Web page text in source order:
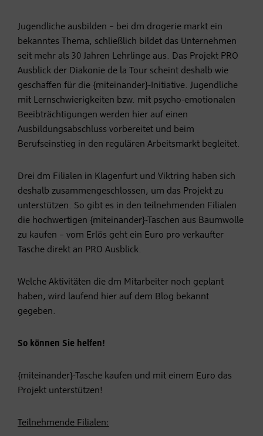
Jugendliche ausbilden – bei dm drogerie markt ein
bekanntes Thema, schließlich bildet das Unternehmen
seit mehr als 30 Jahren Lehrlinge aus. Das Projekt PRO
Ausblick der Diakonie de la Tour scheint deshalb wie
geschaffen für die {miteinander}-Initiative. Jugendliche
mit Lernschwierigkeiten bzw. mit psycho-emotionalen
Beeibträchtigungen werden hier auf einen
Ausbildungsabschluss vorbereitet und beim
Berufseinstieg in den regulären Arbeitsmarkt begleitet.
Drei dm Filialen in Klagenfurt und Viktring haben sich
deshalb zusammengeschlossen, um das Projekt zu
unterstützen. So gibt es in den teilnehmenden Filialen
die hochwertigen {miteinander}-Taschen aus Baumwolle
zu kaufen – vom Erlös geht ein Euro pro verkaufter
Tasche direkt an PRO Ausblick.
Welche Aktivitäten die dm Mitarbeiter noch geplant
haben, wird laufend hier auf dem Blog bekannt
gegeben.
So können Sie helfen!
{miteinander}-Tasche kaufen und mit einem Euro das
Projekt unterstützen!
Teilnehmende Filialen: